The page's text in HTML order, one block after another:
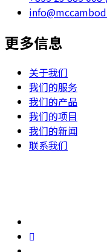
更多信息
关于我们
我们的服务
我们的产品
我们的项目
我们的新闻
联系我们